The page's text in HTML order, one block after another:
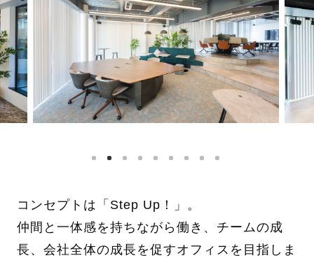
コンセプトは「Step Up！」。
仲間と一体感を持ちながら働き、チームの成
長、会社全体の成長を促すオフィスを目指しま